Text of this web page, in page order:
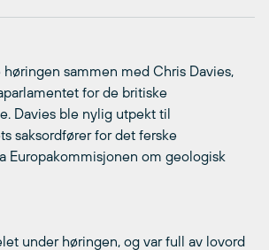
høringen sammen med Chris Davies,
for de britiske
Davies ble nylig utpekt til
saksordfører for det ferske
Europakommisjonen om geologisk
under høringen, og var full av lovord